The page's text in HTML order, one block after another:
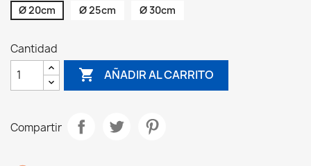
Ø 20cm Ø 25cm Ø 30cm
Cantidad
 AÑADIR AL CARRITO
Compartir